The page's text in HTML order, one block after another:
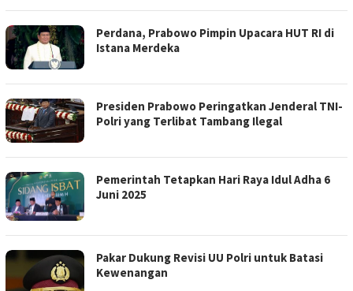
Perdana, Prabowo Pimpin Upacara HUT RI di
Istana Merdeka
Presiden Prabowo Peringatkan Jenderal TNI-
Polri yang Terlibat Tambang Ilegal
Pemerintah Tetapkan Hari Raya Idul Adha 6
Juni 2025
Pakar Dukung Revisi UU Polri untuk Batasi
Kewenangan